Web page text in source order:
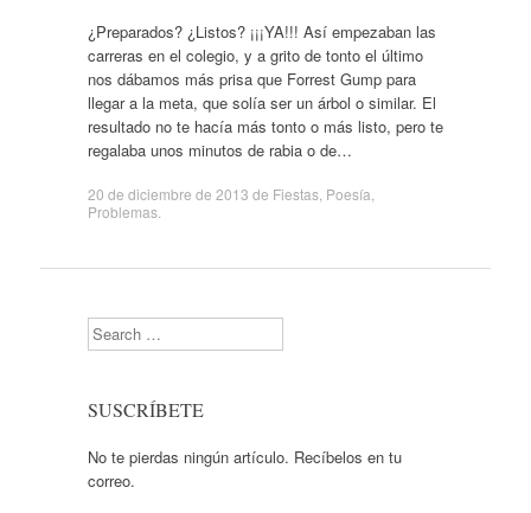
¿Preparados? ¿Listos? ¡¡¡YA!!! Así empezaban las
carreras en el colegio, y a grito de tonto el último
nos dábamos más prisa que Forrest Gump para
llegar a la meta, que solía ser un árbol o similar. El
resultado no te hacía más tonto o más listo, pero te
regalaba unos minutos de rabia o de…
20 de diciembre de 2013 de Fiestas, Poesía
Problemas.
Search
SUSCRÍBETE
No te pierdas ningún artículo. Recíbelos en tu
correo.